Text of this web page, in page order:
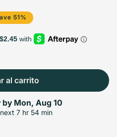
51%
al carrito
by Mon, Aug 10
7 hr 54 min